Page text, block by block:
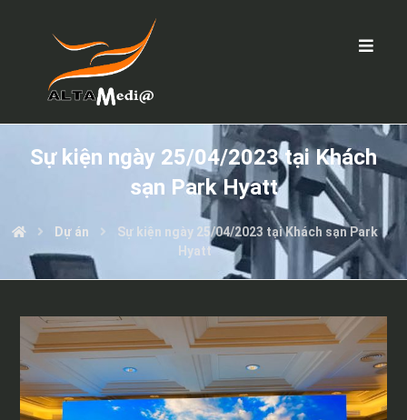
Sự kiện ngày 25/04/2023 tại Khách
sạn Park Hyatt
Dự án
Sự kiện ngày 25/04/2023 tại Khách sạn Park
Hyatt